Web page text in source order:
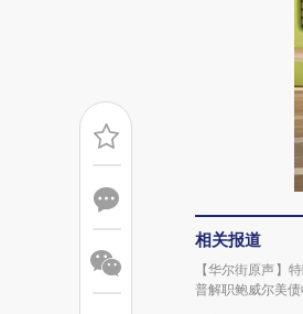
相关报道
【华尔街原声】
普解职鲍威尔美